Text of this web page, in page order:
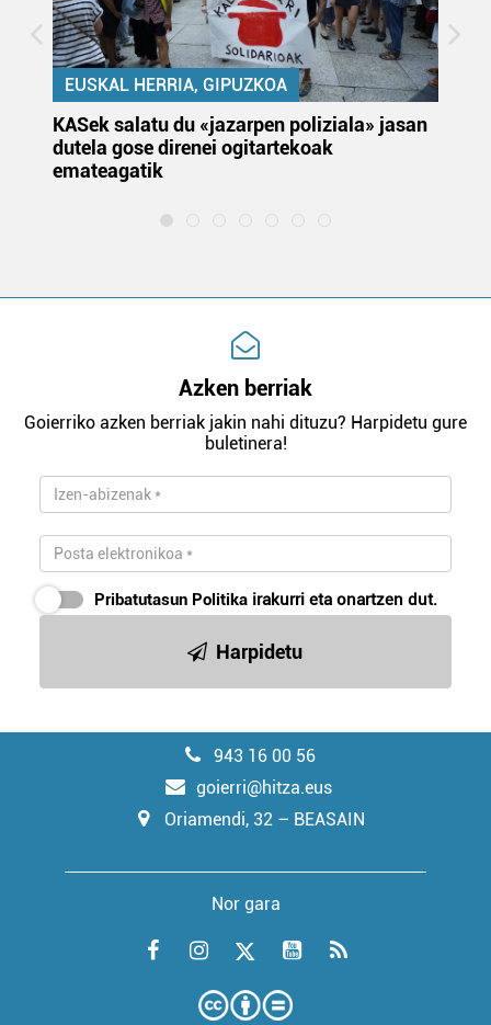
EUSKAL HERRIA, GIPUZKOA
KASek salatu du «jazarpen poliziala» jasan
dutela gose direnei ogitartekoak
emateagatik
Azken berriak
Goierriko azken berriak jakin nahi dituzu? Harpidetu gure
buletinera!
Pribatutasun Politika irakurri eta onartzen dut.
Harpidetu
943 16 00 56
goierri@hitza.eus
Oriamendi, 32 – BEASAIN
Nor gara